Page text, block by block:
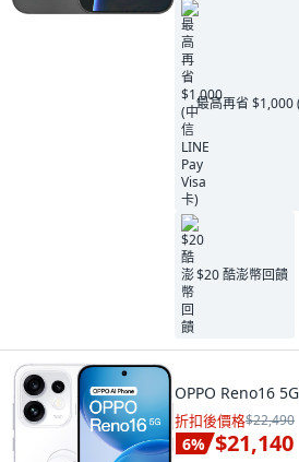
最高再省 $1,000
$20 酷澎幣回饋
OPPO Reno16
折扣後價格$22,490
6% $21,140